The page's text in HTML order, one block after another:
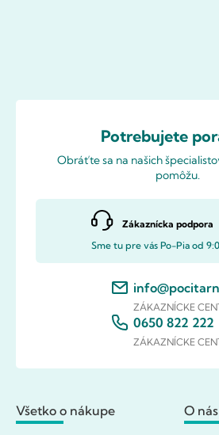
Potrebujete
Obráťte sa na našich
pomôžu.
Zákaznícka podpora
Sme tu pre vás Po-Pia od
ZÁKAZNÍCKE
0650 822 222
ZÁKAZNÍCKE
Všetko o nákupe O nás